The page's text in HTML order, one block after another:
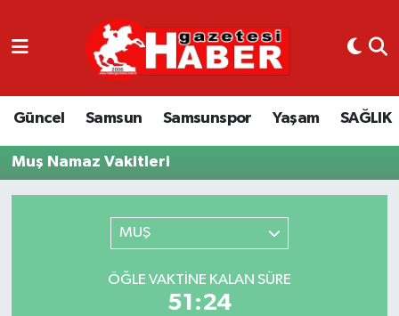
Güncel Samsun Samsunspor Yaşam SAĞLIK
Muş Namaz Vakitleri
MUŞ
ÖĞLE VAKTINE KALAN SÜRE
51:24
GÜNCEL
SAMSUN
SAMSUNSPOR